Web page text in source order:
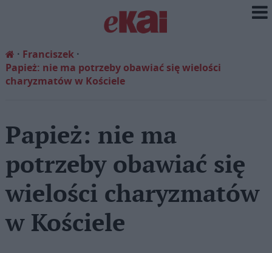
Franciszek
Papież: nie ma potrzeby obawiać się wielości
charyzmatów w Kościele
Papież: nie ma
potrzeby obawiać się
wielości charyzmatów
w Kościele